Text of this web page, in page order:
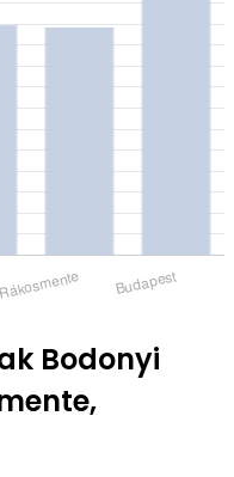
Bodonyi